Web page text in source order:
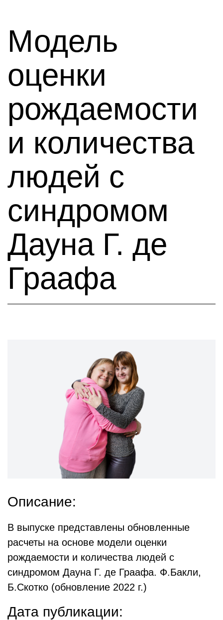
Модель
оценки
рождаемости
и количества
людей с
синдромом
Дауна Г. де
Граафа
Описание:
В выпуске представлены обновленные
расчеты на основе модели оценки
рождаемости и количества людей с
синдромом Дауна Г. де Граафа. Ф.Бакли,
Б.Скотко (обновление 2022 г.)
Дата публикации: